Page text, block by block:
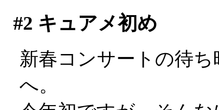
#2 キュアメ初め
新春コンサートの待
へ。